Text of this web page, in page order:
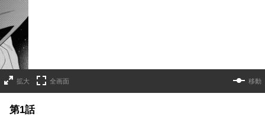
拡大 全画面 移動
第1話